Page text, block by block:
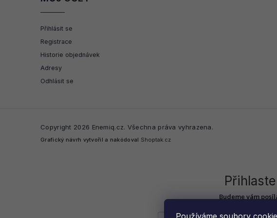
Používáme soubory
Přihlásit se
Registrace
Historie objednávek
Adresy
Odhlásit se
Copyright 2026 Enemiq.cz. Všechna práva vyhrazena.
Grafický návrh vytvořil a nakódoval Shoptak.cz
Budeme vám